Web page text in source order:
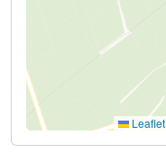
Leaflet